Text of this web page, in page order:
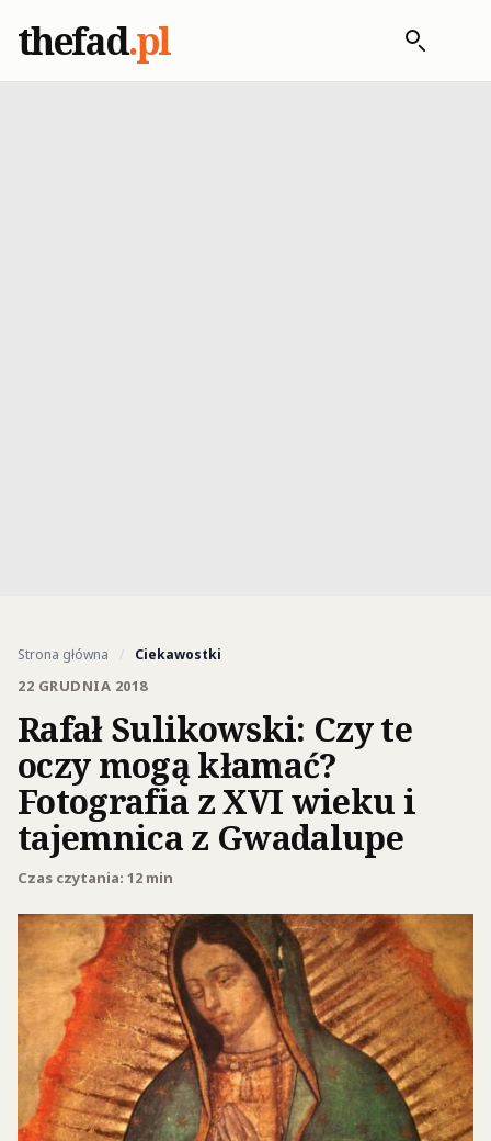
thefad.pl
Strona główna / Ciekawostki
22 GRUDNIA 2018
Rafał Sulikowski: Czy te
oczy mogą kłamać?
Fotografia z XVI wieku i
tajemnica z Gwadalupe
Czas czytania: 12 min